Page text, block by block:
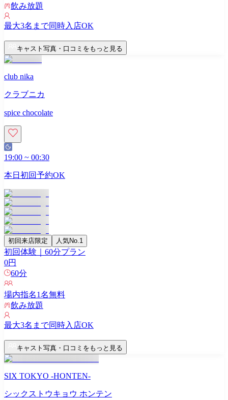
飲み放題
最大3名まで同時入店OK
キャスト写真・口コミをもっと見る
club nika
クラブニカ
spice chocolate
19:00 ~ 00:30
本日初回予約OK
初回来店限定 人気No.1
初回体験｜60分プラン
0円
60分
場内指名1名無料
飲み放題
最大3名まで同時入店OK
キャスト写真・口コミをもっと見る
SIX TOKYO -HONTEN-
シックストウキョウ ホンテン